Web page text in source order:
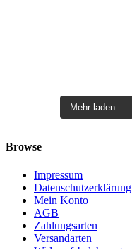
Mehr laden…
Browse
Impressum
Datenschutzerklärung
Mein Konto
AGB
Zahlungsarten
Versandarten